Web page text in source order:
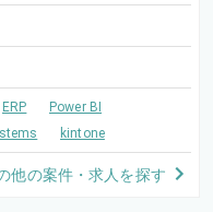
ERP
Power BI
kintone
他の案件・求人を探す